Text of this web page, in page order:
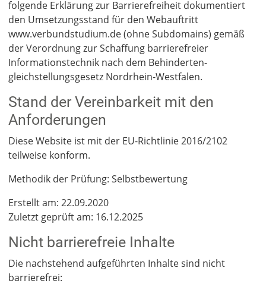
folgende Erklärung zur Barrierefreiheit dokumentiert
den Umsetzungsstand für den Webauftritt
www.verbundstudium.de (ohne Subdomains) gemäß
der Verordnung zur Schaffung barrierefreier
Informationstechnik nach dem Behinderten­
gleichstellungs­gesetz Nordrhein-Westfalen.
Stand der Vereinbarkeit mit den
Anforderungen
Diese Website ist mit der EU-Richtlinie 2016/2102
teilweise konform.
Methodik der Prüfung: Selbstbewertung
Erstellt am: 22.09.2020
Zuletzt geprüft am: 16.12.2025
Nicht barrierefreie Inhalte
Die nachstehend aufgeführten Inhalte sind nicht
barrierefrei: